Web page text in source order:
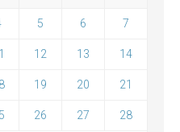
5 6 7
12 13 14
19 20 21
26 27 28